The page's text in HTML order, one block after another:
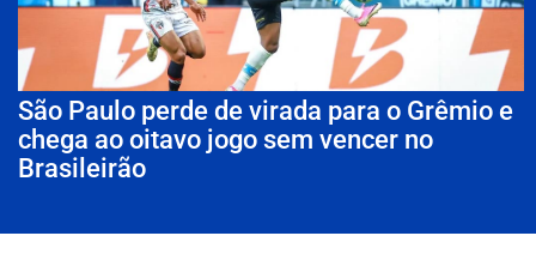
São Paulo perde de virada para o Grêmio e
chega ao oitavo jogo sem vencer no
Brasileirão